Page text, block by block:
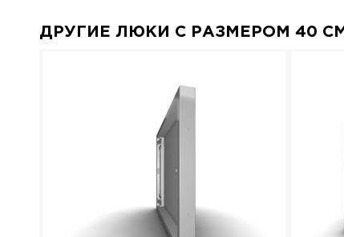
ДРУГИЕ ЛЮКИ С РАЗМЕРОМ 40